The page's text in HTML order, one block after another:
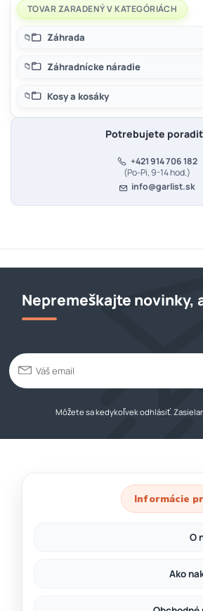
TOVAR ZARADENÝ V KATEGÓRIÁCH
Záhrada
Záhradnícke náradie
Kosy a kosáky
Potrebujete
+421 914 706 182
(Po-Pi, 9-14 hod.)
info@garlist.sk
Nepremeškajte novinky,
Môžete sa kedykoľvek odhlásiť.
Informácie
O
Ako